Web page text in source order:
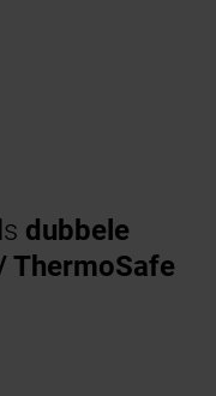
dubbele
ThermoSafe